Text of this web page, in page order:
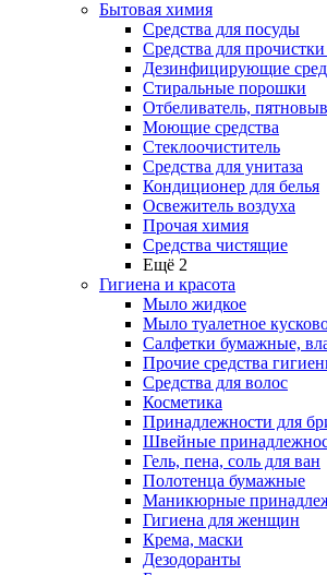
Бытовая химия
Средства для посуды
Средства для
Дезинфицирующие
Стиральные порошки
Отбеливатель,
Моющие средства
Стеклоочиститель
Средства для унитаза
Кондиционер для белья
Освежитель воздуха
Прочая химия
Средства чистящие
Ещё 2
Гигиена и красота
Мыло жидкое
Мыло туалетное
Салфетки бумажные,
Прочие средства
Средства для волос
Косметика
Принадлежности для
Швейные
Гель, пена, соль для ван
Полотенца бумажные
Маникюрные
Гигиена для женщин
Крема, маски
Дезодоранты